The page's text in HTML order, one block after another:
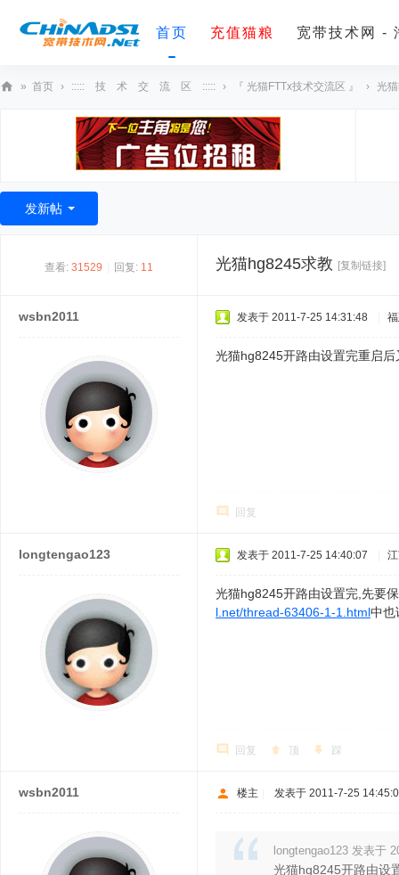
首页 充值猫粮 宽带技术网 -
术
» 首页 › ::::: 技 术 交 流 区 ::::: › 『 光猫FTTx技术交流区 』 › 光
发新帖
查看: 31529 回复: 11 光猫hg8245求教 [复制链接]
wsbn2011 发表于 2011-7-25 14:31:48
光猫hg8245开路由设置完重启
回复
longtengao123 发表于 2011-7-25 14:40:07
光猫hg8245开路由设置完,先要
l.net/thread-63406-1-1.html中也
回复 顶 踩
wsbn2011 楼主 发表于 2011-7-25
longtengao123 发表于
光猫hg8245开路由设